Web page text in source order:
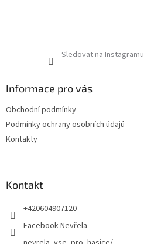
Sledovat na Instagramu
Informace pro vás
Obchodní podmínky
Podmínky ochrany osobních údajů
Kontakty
Kontakt
+420604907120
Facebook Nevřela